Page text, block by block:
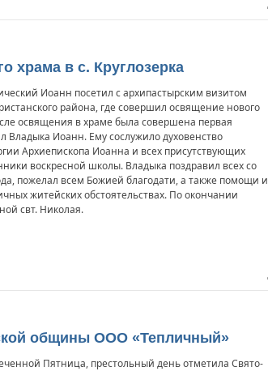
храма в с. Круглозерка
Иоанн посетил с архипастырским визитом
района, где совершил освящение нового
освящения в храме была совершена первая
Владыка Иоанн. Ему сослужило духовенство
Архиепископа Иоанна и всех присутствующих
воскресной школы. Владыка поздравил всех со
пожелал всем Божией благодати, а также помощи и
житейских обстоятельствах. По окончании
свт. Николая.
общины ООО «Тепличный»
Пятница, престольный день отметила Свято-